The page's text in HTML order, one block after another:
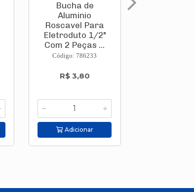
Bucha de
Aluminio
Roscavel Para
Eletroduto 1/2"
Com 2 Peças ...
Código: 786233
R$ 3,80
Adicionar